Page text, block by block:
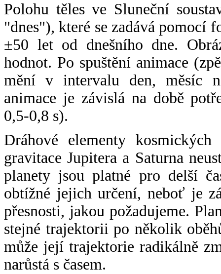
Polohu těles ve Sluneční
"dnes"), které se zadává pomocí
±50 let od dnešního dne.
hodnot. Po spuštění animace
mění v intervalu den, měsíc
animace je závislá na době
0,5-0,8 s).
Dráhové elementy
gravitace Jupitera a Saturna
planety jsou platné pro delší
obtížné jejich určení, neboť je
přesnosti, jakou požadujeme.
stejné trajektorii po několik
může její trajektorie radikálně
narůstá s časem.